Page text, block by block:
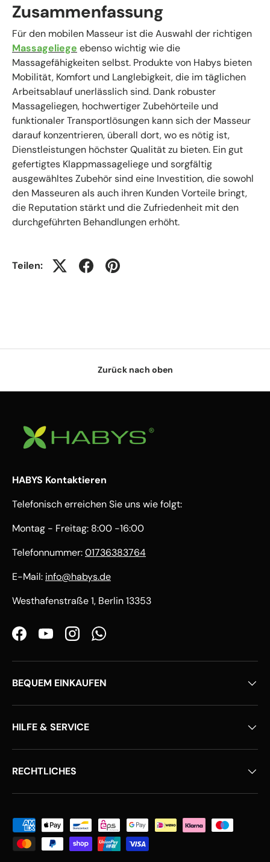
Zusammenfassung
Für den mobilen Masseur ist die Auswahl der richtigen
Massageliege ebenso wichtig wie die
Massagefähigkeiten selbst. Produkte von Habys bieten
Mobilität, Komfort und Langlebigkeit, die im täglichen
Arbeitsablauf unerlässlich sind. Dank robuster
Massageliegen, hochwertiger Zubehörteile und
funktionaler Transportlösungen kann sich der Masseur
darauf konzentrieren, überall dort, wo es nötig ist,
Dienstleistungen höchster Qualität zu bieten. Ein gut
gefertigtes Klappmassageliege und sorgfältig
ausgewähltes Zubehör sind eine Investition, die sowohl
den Masseuren als auch ihren Kunden Vorteile bringt,
die Reputation stärkt und die Zufriedenheit mit den
durchgeführten Behandlungen erhöht.
Teilen:
Zurück nach oben
HABYS Kontaktieren
Telefonisch erreichen Sie uns wie folgt:
Montag - Freitag: 8:00 -16:00
Telefonnummer:01736383764
E-Mail: info@habys.de
Westhafenstraße 1, Berlin 13353
FacebookYouTubeInstagramWhatsApp
BEQUEM EINKAUFEN
HILFE & SERVICE
RECHTLICHES
Zahlungsmethoden